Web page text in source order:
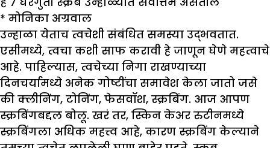
* मोनिका अग्रवाल
उन्हाळा येताच त्वचेशी संबंधित समस्या उद्भवतात.
एसीमध्ये, त्वचा कशी साफ करावी हे जाणून घेणे महत्वाचे
आहे. पाहिल्यास, त्वचेच्या निगा राखण्याच्या
दिनचर्यामध्ये अनेक गोष्टींचा समावेश केला जातो जसे
की क्लीनिंग, टोनिंग, फेसवॉश, स्क्रबिंग. आज आपण
स्क्रबिंगबद्दल बोलू. खरं तर, स्किन केअर रुटीनमध्ये
स्क्रबिंगला अधिक महत्त्व आहे, कारण स्क्रबिंग केल्याने